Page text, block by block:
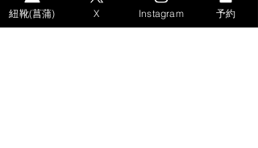
>PLAN
紐靴(菖蒲) X Instagram 予約